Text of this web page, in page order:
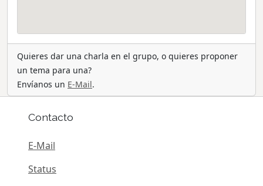
Quieres dar una charla en el grupo, o quieres proponer
un tema para una?
Envíanos un E-Mail.
Contacto
E-Mail
Status